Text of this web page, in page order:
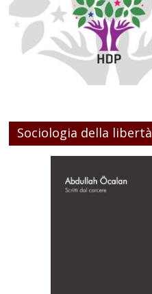
Sociologia della libertà